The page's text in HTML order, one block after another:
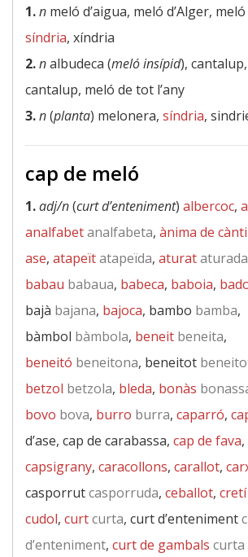
1.n meló d’aigua, meló d’Alger,
síndria, xíndria
2.nalbudeca (meló insípid),
cantalup, meló de tot l’any
3.n(planta) melonera, síndria,
cap de meló
1.adj/n(curt d’enteniment) albercoc,
analfabetanalfabeta, ànima de
ase, atapeïtatapeïda, aturataturada
babau babaua, babeca, baboia,
bajà bajana, bajoca, bambo bamba,
bàmbol bàmbola, beneit beneita,
beneitó beneitona, beneitot
betzol betzola, bleda, bonàs
bovo bova, burro burra, caparró,
d’ase, cap de carabassa, cap de fava,
capsigrany, caracollons, carallot,
casporrutcasporruda, ceballot, cretí
cudol, curtcurta, curt d’enteniment
d’enteniment, curt de gambals curta